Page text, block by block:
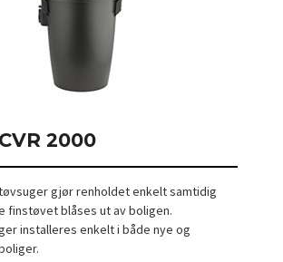
2000
gjør renholdet enkelt samtidig
finstøvet blåses ut av boligen.
installeres enkelt i både nye og